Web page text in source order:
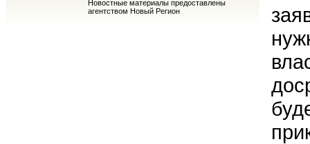
Новостные материалы предоставлены
агентством Новый Регион